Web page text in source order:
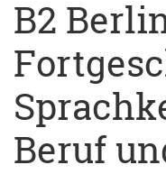
B2
Beruf